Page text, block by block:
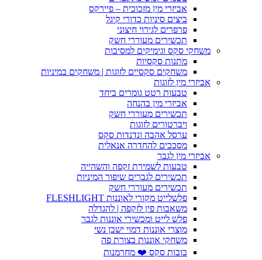
אביזרי מין מזכוכית – פיירקס
ביצים סיניות כדורי קיגל
פרפרים לגירוי חיצוני
תכשירים מעוררי חשק
משחקי סקס וגימיקים למסיבות
מתנות סקסיות
משחקים סקסיים לזוגות | משחקים במיניות
אביזרי מין לזוגות
טבעות רטט גומרים ביחד
אביזרי מין בהנחה
תכשירים מעוררי חשק
ויברטורים לזוגות
ערסל אהבה ונדנדות סקס
מסככים להחדרה אנאלית
אביזרי מין לגבר
טבעות לשמירת זקפה והשהייה
תכשירים לגברים שיפור המיניות
תכשירים מעוררי חשק
פלשלייט מקורי לאוננות FLESHLIGHT
משאבות פין לזקפה | להגדלה
פלש לייט ומכשירי אוננות לגבר
מוצרי אוננות דמוי ישבן נשי
משחקי אוננות בצורת פה
בובות סקס ❤️ מחרמנות